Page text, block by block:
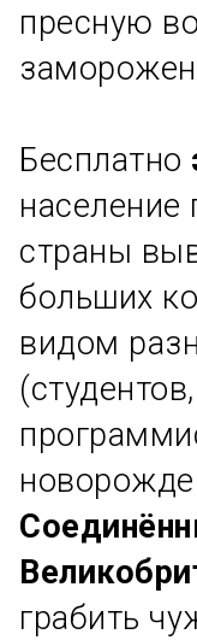
пресную
Бесплатно
страны
больших
видом
грабить